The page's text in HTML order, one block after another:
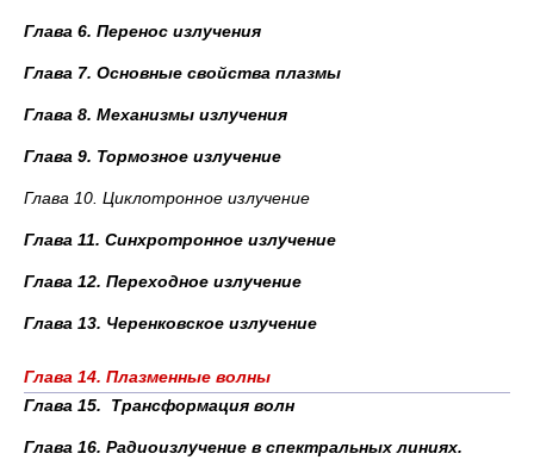
Глава 6. Перенос излучения
Глава 7. Основные свойства плазмы
Глава 8. Механизмы излучения
Глава 9. Тормозное излучение
Глава 10. Циклотронное излучение
Глава 11. Синхротронное излучение
Глава 12. Переходное излучение
Глава 13. Черенковское излучение
Глава 14. Плазменные волны
Глава 15. Трансформация волн
Глава 16. Радиоизлучение в спектральных линиях.